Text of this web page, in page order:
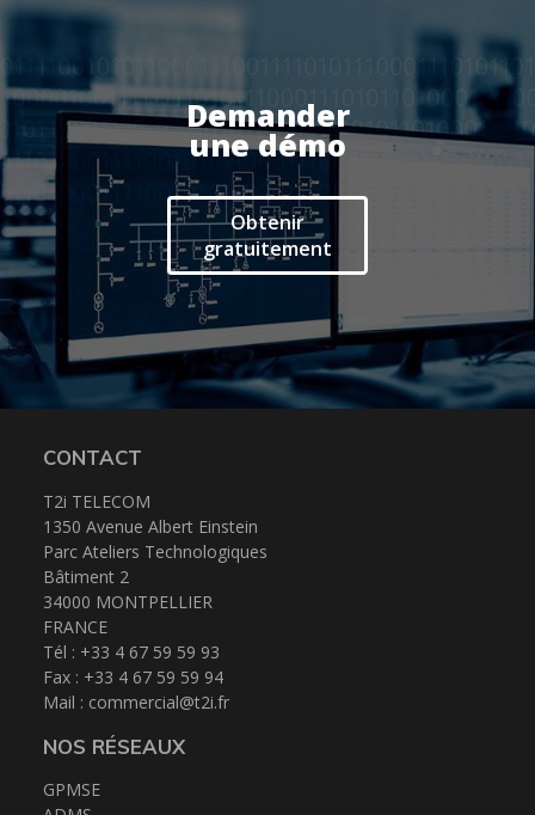
Demander
une démo
Obtenir
gratuitement
CONTACT
T2i TELECOM
1350 Avenue Albert Einstein
Parc Ateliers Technologiques
Bâtiment 2
34000 MONTPELLIER
FRANCE
Tél : +33 4 67 59 59 93
Fax : +33 4 67 59 59 94
Mail : commercial@t2i.fr
NOS RÉSEAUX
GPMSE